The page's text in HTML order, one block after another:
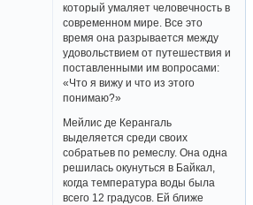
который умаляет человечность в
современном мире. Все это
время она разрывается между
удовольствием от путешествия и
поставленными им вопросами:
«Что я вижу и что из этого
понимаю?»
Мейлис де Керангаль
выделяется среди своих
собратьев по ремеслу. Она одна
решилась окунуться в Байкал,
когда температура воды была
всего 12 градусов. Ей ближе